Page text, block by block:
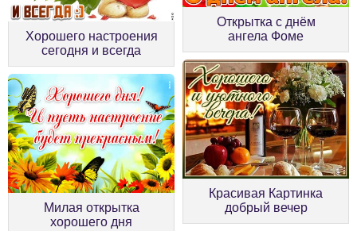
Хорошего настроения
сегодня и всегда
Открытка с днём
ангела Фоме
Милая открытка
хорошего дня
Красивая Картинка
добрый вечер